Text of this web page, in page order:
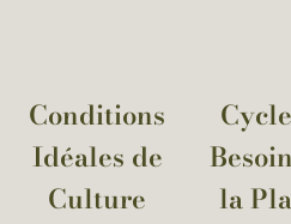
Conditions
Idéales de
Culture
la